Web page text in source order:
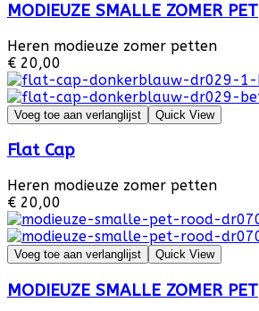
MODIEUZE SMALLE ZOMER PET
Heren modieuze zomer petten
€ 20,00
Voeg toe aan verlanglijst Quick View
Flat Cap
Heren modieuze zomer petten
€ 20,00
Voeg toe aan verlanglijst Quick View
MODIEUZE SMALLE ZOMER PET